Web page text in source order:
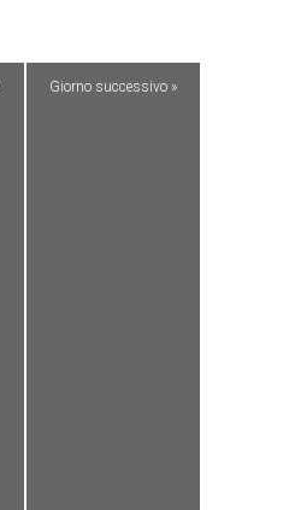
Giorno successivo »